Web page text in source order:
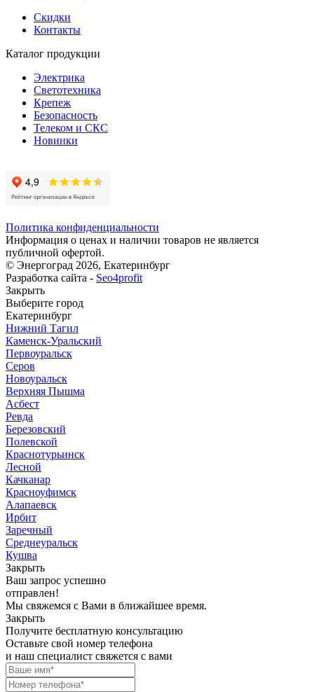
Скидки
Контакты
Каталог продукции
Электрика
Светотехника
Крепеж
Безопасность
Телеком и СКС
Новинки
Политика конфиденциальности
Информация о ценах и наличии товаров не является
публичной офертой.
© Энергоград 2026, Екатеринбург
Разработка сайта - Seo4profit
Закрыть
Выберите город
Екатеринбург
Нижний Тагил
Каменск-Уральский
Первоуральск
Серов
Новоуральск
Верхняя Пышма
Асбест
Ревда
Березовский
Полевской
Краснотурьинск
Лесной
Качканар
Красноуфимск
Алапаевск
Ирбит
Заречный
Среднеуральск
Кушва
Закрыть
Ваш запрос успешно
отправлен!
Мы свяжемся с Вами в ближайшее время.
Закрыть
Получите бесплатную консультацию
Оставьте свой номер телефона
и наш специалист свяжется с вами